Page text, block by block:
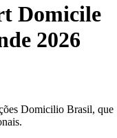
Domicile
2026
Domicilio Brasil, que